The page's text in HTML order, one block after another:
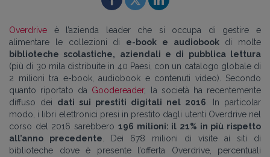
Overdrive è l’azienda leader che si occupa di gestire e
alimentare le collezioni di e-book e audiobookdi molte
biblioteche scolastiche, aziendali e di pubblica lettura
(più di 30 mila distribuite in 40 Paesi, con un catalogo globale di
2 milioni tra e-book, audiobook e contenuti video). Secondo
quanto riportato da Goodereader, la società ha recentemente
diffuso dei dati sui prestiti digitali nel 2016 . In particolar
modo, i libri elettronici presi in prestito dagli utenti Overdrive nel
corso del 2016 sarebbero 196 milioni: il 21% in più rispetto
all’anno precedente . Dei 678 milioni di visite ai siti di
biblioteche dove è presente l’offerta Overdrive, percentuali